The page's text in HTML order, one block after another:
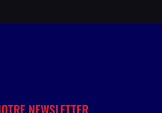
NEWSLETTER